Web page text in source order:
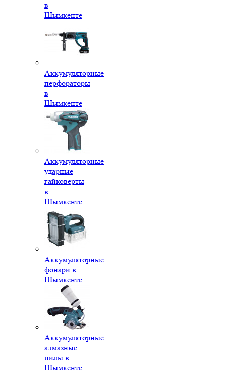
в
Шымкенте
Аккумуляторные
перфораторы
в
Шымкенте
Аккумуляторные
ударные
гайковерты
в
Шымкенте
Аккумуляторные
фонари в
Шымкенте
Аккумуляторные
алмазные
пилы в
Шымкенте